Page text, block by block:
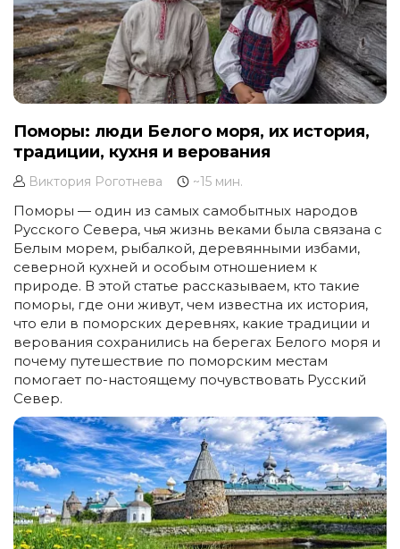
Поморы: люди Белого моря, их история,
традиции, кухня и верования
Виктория Роготнева ~15 мин.
Поморы — один из самых самобытных народов
Русского Севера, чья жизнь веками была связана с
Белым морем, рыбалкой, деревянными избами,
северной кухней и особым отношением к
природе. В этой статье рассказываем, кто такие
поморы, где они живут, чем известна их история,
что ели в поморских деревнях, какие традиции и
верования сохранились на берегах Белого моря и
почему путешествие по поморским местам
помогает по-настоящему почувствовать Русский
Север.